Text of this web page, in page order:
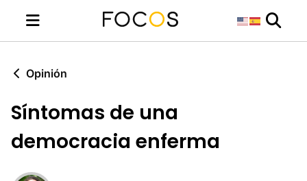
Opinión
Síntomas de una
democracia enferma